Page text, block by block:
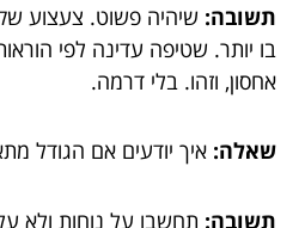
תשובה: שיהיה פשוט. צעצוע
בו יותר. שטיפה עדינה לפי
אחסון, וזהו. בלי דרמה.
שאלה: איך יודעים אם הגודל
תשובה: תחשבו על נוחות ולא